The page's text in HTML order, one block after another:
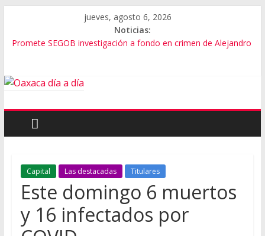
jueves, agosto 6, 2026
Noticias:
Promete SEGOB investigación a fondo en crimen de Alejandro
predios
Banda de fraudes financieros operaba desde un Toks
El tema de Alejandro Leyva no debe desviarse: Pedro Matías
Capital Las destacadas Titulares
Este domingo 6 muertos
y 16 infectados por